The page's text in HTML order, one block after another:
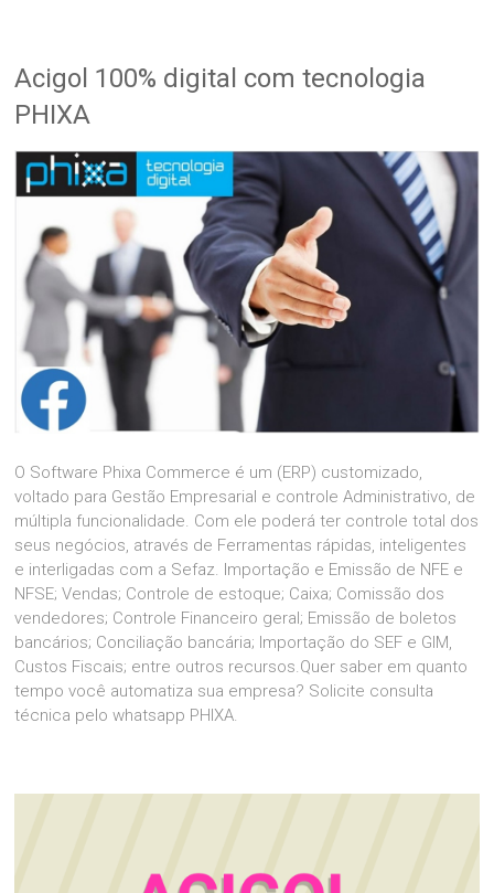
Acigol 100% digital com tecnologia
PHIXA
O Software Phixa Commerce é um (ERP) customizado,
voltado para Gestão Empresarial e controle Administrativo, de
múltipla funcionalidade. Com ele poderá ter controle total dos
seus negócios, através de Ferramentas rápidas, inteligentes
e interligadas com a Sefaz. Importação e Emissão de NFE e
NFSE; Vendas; Controle de estoque; Caixa; Comissão dos
vendedores; Controle Financeiro geral; Emissão de boletos
bancários; Conciliação bancária; Importação do SEF e GIM,
Custos Fiscais; entre outros recursos.Quer saber em quanto
tempo você automatiza sua empresa? Solicite consulta
técnica pelo whatsapp PHIXA.